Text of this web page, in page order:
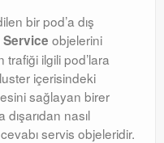
bir pod’a dış
Service objelerini
ilgili pod’lara
içerisindeki
sağlayan birer
dışarıdan nasıl
servis objeleridir.